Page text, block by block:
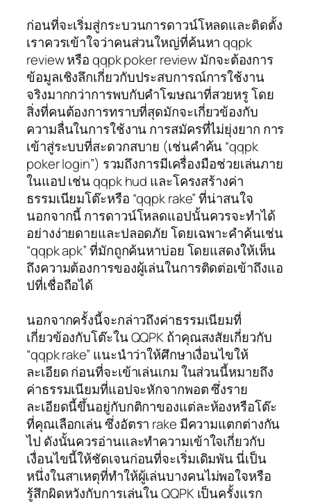
ก่อนที่จะเริ่มสู่กระบวนการดาวน์โหลดและติดตั้ง
เราควรเข้าใจว่าคนส่วนใหญ่ที่ค้นหา qqpk
review หรือ qqpk poker review มักจะต้องการ
ข้อมูลเชิงลึกเกี่ยวกับประสบการณ์การใช้งาน
จริงมากกว่าการพบกับคำโฆษณาที่สวยหรู โดย
สิ่งที่คนต้องการทราบที่สุดมักจะเกี่ยวข้องกับ
ความลื่นในการใช้งาน การสมัครที่ไม่ยุ่งยาก การ
เข้าสู่ระบบที่สะดวกสบาย (เช่นคำค้น “qqpk
poker login”) รวมถึงการมีเครื่องมือช่วยเล่นภาย
ในแอป เช่น qqpk hud และโครงสร้างค่า
ธรรมเนียมโต๊ะหรือ “qqpk rake” ที่น่าสนใจ
นอกจากนี้ การดาวน์โหลดแอปนั้นควรจะทำได้
อย่างง่ายดายและปลอดภัย โดยเฉพาะคำค้นเช่น
“qqpk apk” ที่มักถูกค้นหาบ่อย โดยแสดงให้เห็น
ถึงความต้องการของผู้เล่นในการติดต่อเข้าถึงแอ
ปที่เชื่อถือได้
นอกจากครั้งนี้จะกล่าวถึงค่าธรรมเนียมที่
เกี่ยวข้องกับโต๊ะใน QQPK ถ้าคุณสงสัยเกี่ยวกับ
“qqpk rake” แนะนำว่าให้ศึกษาเงื่อนไขให้
ละเอียด ก่อนที่จะเข้าเล่นเกม ในส่วนนี้หมายถึง
ค่าธรรมเนียมที่แอปจะหักจากพอต ซึ่งราย
ละเอียดนี้ขึ้นอยู่กับกติกาของแต่ละห้องหรือโต๊ะ
ที่คุณเลือกเล่น ซึ่งอัตรา rake มีความแตกต่างกัน
ไป ดังนั้นควรอ่านและทำความเข้าใจเกี่ยวกับ
เงื่อนไขนี้ให้ชัดเจนก่อนที่จะเริ่มเดิมพัน นี่เป็น
หนึ่งในสาเหตุที่ทำให้ผู้เล่นบางคนไม่พอใจหรือ
รู้สึกผิดหวังกับการเล่นใน QQPK เป็นครั้งแรก